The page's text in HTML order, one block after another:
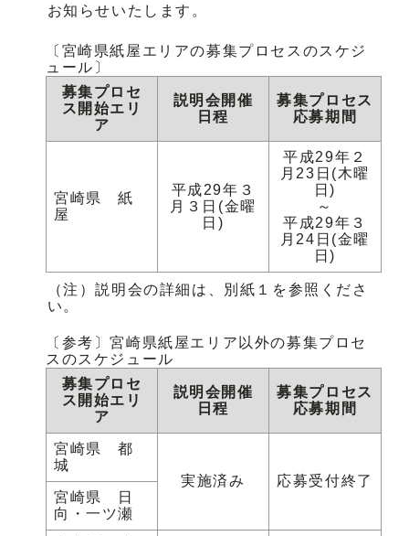
お知らせいたします。
〔宮崎県紙屋エリアの募集プロセスのスケジ
ュール〕
募集プロセ
ス開始エリ
ア
説明会開催
日程
募集プロセス
応募期間
宮崎県 紙
屋
平成29年３
月３日(金曜
日)
平成29年２
月23日(木曜
日)
～
平成29年３
月24日(金曜
日)
（注）説明会の詳細は、別紙１を参照くださ
い。
〔参考〕宮崎県紙屋エリア以外の募集プロセ
スのスケジュール
募集プロセ
ス開始エリ
ア
説明会開催
日程
募集プロセス
応募期間
宮崎県 都
城
実施済み
応募受付終了
宮崎県 日
向・一ツ瀬